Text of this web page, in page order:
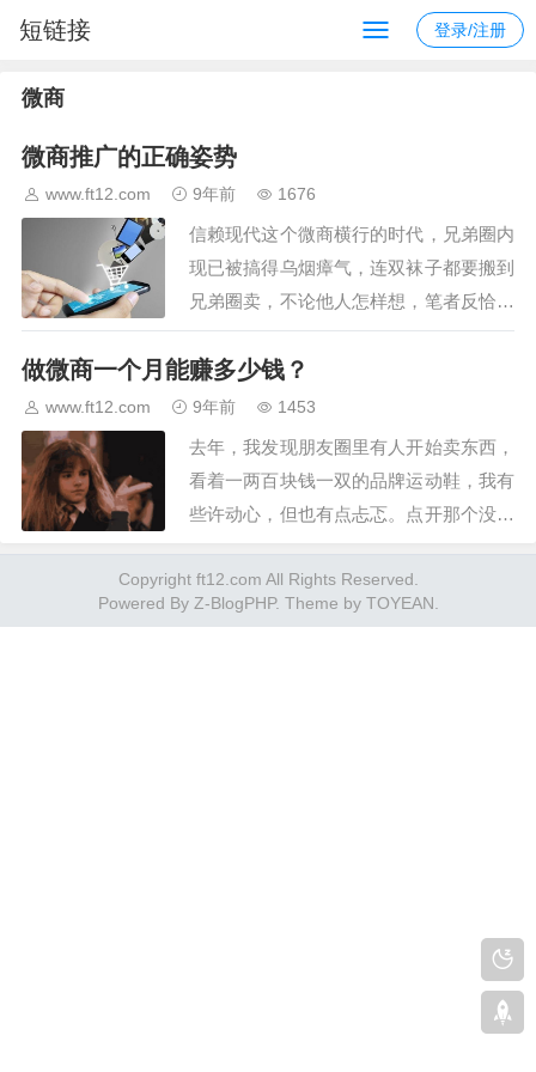
短链接 登录/注册
微商
微商推广的正确姿势
www.ft12.com 9年前 1676
信赖现代这个微商横行的时代，兄弟圈内
现已被搞得乌烟瘴气，连双袜子都要搬到
兄弟圈卖，不论他人怎样想，笔者反恰是
把一切发广告的都拉黑了，身边的兄弟也
有有些做起了微商，可是大有些的办法都
是在兄弟圈发布鳞次栉比的文字，信赖那
些文字也是大有些仿制而来…
做微商一个月能赚多少钱？
www.ft12.com 9年前 1453
去年，我发现朋友圈里有人开始卖东西，
看着一两百块钱一双的品牌运动鞋，我有
些许动心，但也有点忐忑。点开那个没有
真的啊。” 他信誓旦旦地保证道：“鞋子肯
定是真的。”当时我没买，但今天和一个
Copyright ft12.com All Rights Reserved.
Powered By Z-BlogPHP. Theme by TOYEAN